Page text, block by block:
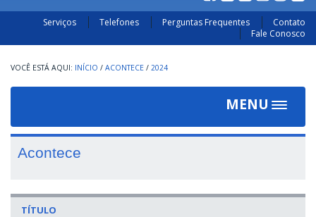
Serviços Telefones Perguntas Frequentes
Contato
Fale Conosco
INÍCIO / ACONTECE / 2024
MENU
Toggle
Acontece
TÍTULO